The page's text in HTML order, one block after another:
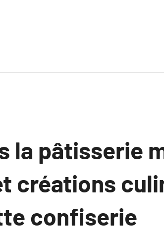
la pâtisserie
créations
confiserie